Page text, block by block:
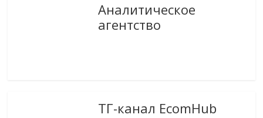
Аналитическое
агентство
ТГ-канал EcomHub